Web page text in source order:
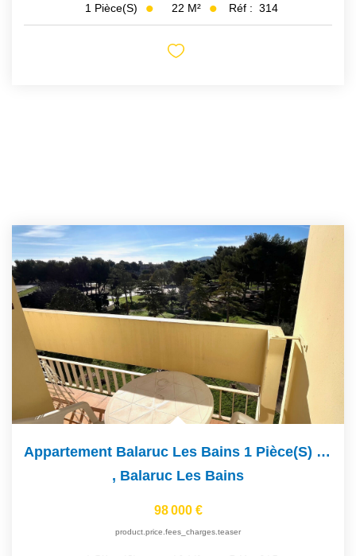
1 Pièce(s) 22 M² Réf : 314
Appartement Balaruc Les Bains 1 Pièce(s) 19 M2
, Balaruc Les Bains
98 000 €
product.price.fees_charges.teaser